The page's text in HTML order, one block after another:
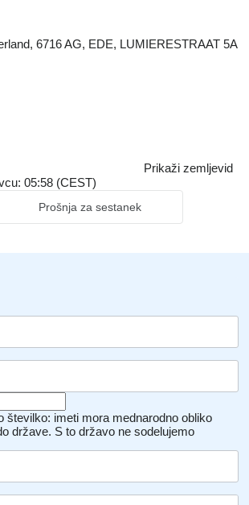
6716 AG, EDE, LUMIERESTRAAT 5A
Prikaži zemljevid
05:58 (CEST)
Prošnja za sestanek
številko: imeti mora mednarodno obliko
države. S to državo ne sodelujemo